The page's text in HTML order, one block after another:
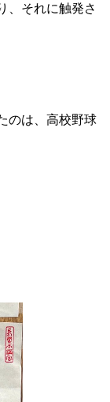
、それに触発さ
のは、高校野球